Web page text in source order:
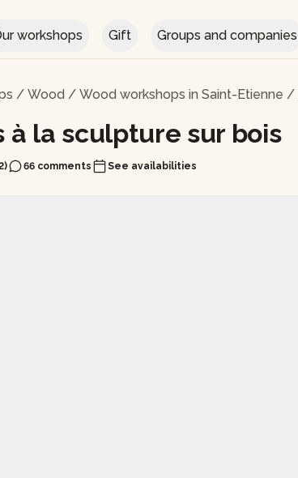
workshops Gift Groups and companies
/ Wood / Wood workshops in Saint-Etienne /
à la sculpture sur bois
66 comments See availabilities